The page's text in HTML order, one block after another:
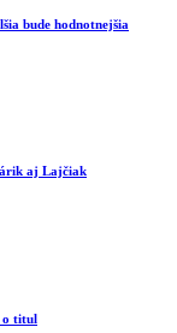
bude hodnotnejšia
aj Lajčiak
o titul